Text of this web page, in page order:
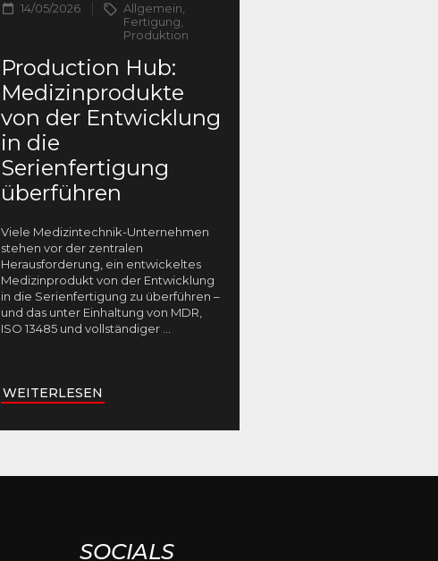
14/05/2026
Allgemein,
Fertigung,
Produktion
Production Hub:
Medizinprodukte
von der Entwicklung
in die
Serienfertigung
überführen
Viele Medizintechnik-Unternehmen
stehen vor der zentralen
Herausforderung, ein entwickeltes
Medizinprodukt von der Entwicklung
in die Serienfertigung zu überführen –
und das unter Einhaltung von MDR,
ISO 13485 und vollständiger
WEITERLESEN
SOCIALS